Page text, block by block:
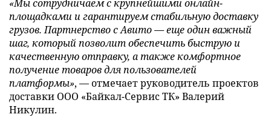
«Мы сотрудничаем с крупнейшими онлайн-
площадками и гарантируем стабильную доставку
грузов. Партнерство с Авито — еще один важный
шаг, который позволит обеспечить быструю и
качественную отправку, а также комфортное
получение товаров для пользователей
платформы», — отмечает руководитель проектов
доставки ООО «Байкал-Сервис ТК» Валерий
Никулин.